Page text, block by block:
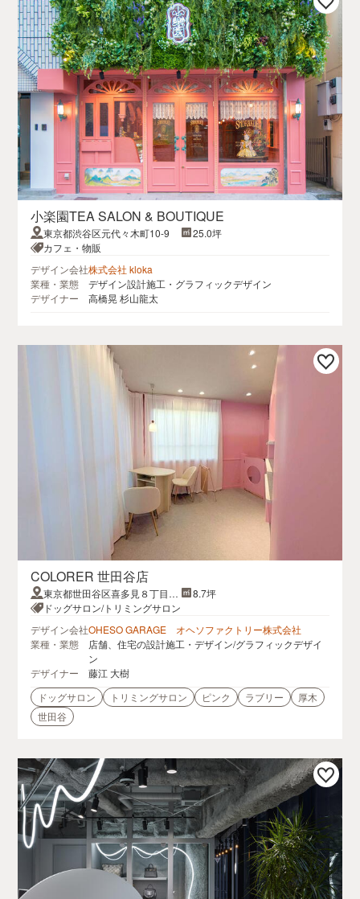
小楽園TEA SALON & BOUTIQUE
東京都渋谷区元代々木町10-9
25.0坪
カフェ・物販
デザイン会社株式会社 kloka
業種・業態
デザイン設計施工・グラフィックデザイン
デザイナー
高橋晃 杉山龍太
COLORER 世田谷店
東京都世田谷区喜多見８丁目１
−６ 河野ビル 201
8.7坪
ドッグサロン/トリミングサロン
デザイン会社OHESO GARAGE オヘソファクトリー株式会社
業種・業態
店舗、住宅の設計施工・デザイン/グラフィックデザイ
ン
デザイナー
藤江 大樹
ドッグサロン
トリミングサロン ピンク ラブリー
厚木
世田谷